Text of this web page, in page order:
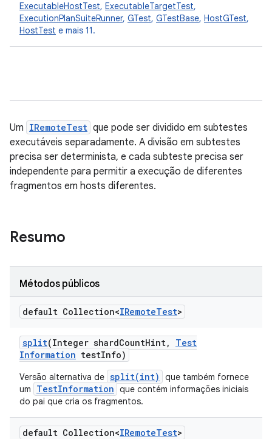
ExecutableHostTest, ExecutableTargetTest,
ExecutionPlanSuiteRunner, GTest, GTestBase, HostGTest,
HostTest e mais 11.
Um IRemoteTest que pode ser dividido em subtestes
executáveis separadamente. A divisão em subtestes
precisa ser determinista, e cada subteste precisa ser
independente para permitir a execução de diferentes
fragmentos em hosts diferentes.
Resumo
Métodos públicos
default Collection<IRemoteTest>
split(Integer shardCountHint,
Test
Information testInfo)
Versão alternativa de split(int)
que também fornece
um
TestInformation que contém informações iniciais
do pai que cria os fragmentos.
default Collection<IRemoteTest>